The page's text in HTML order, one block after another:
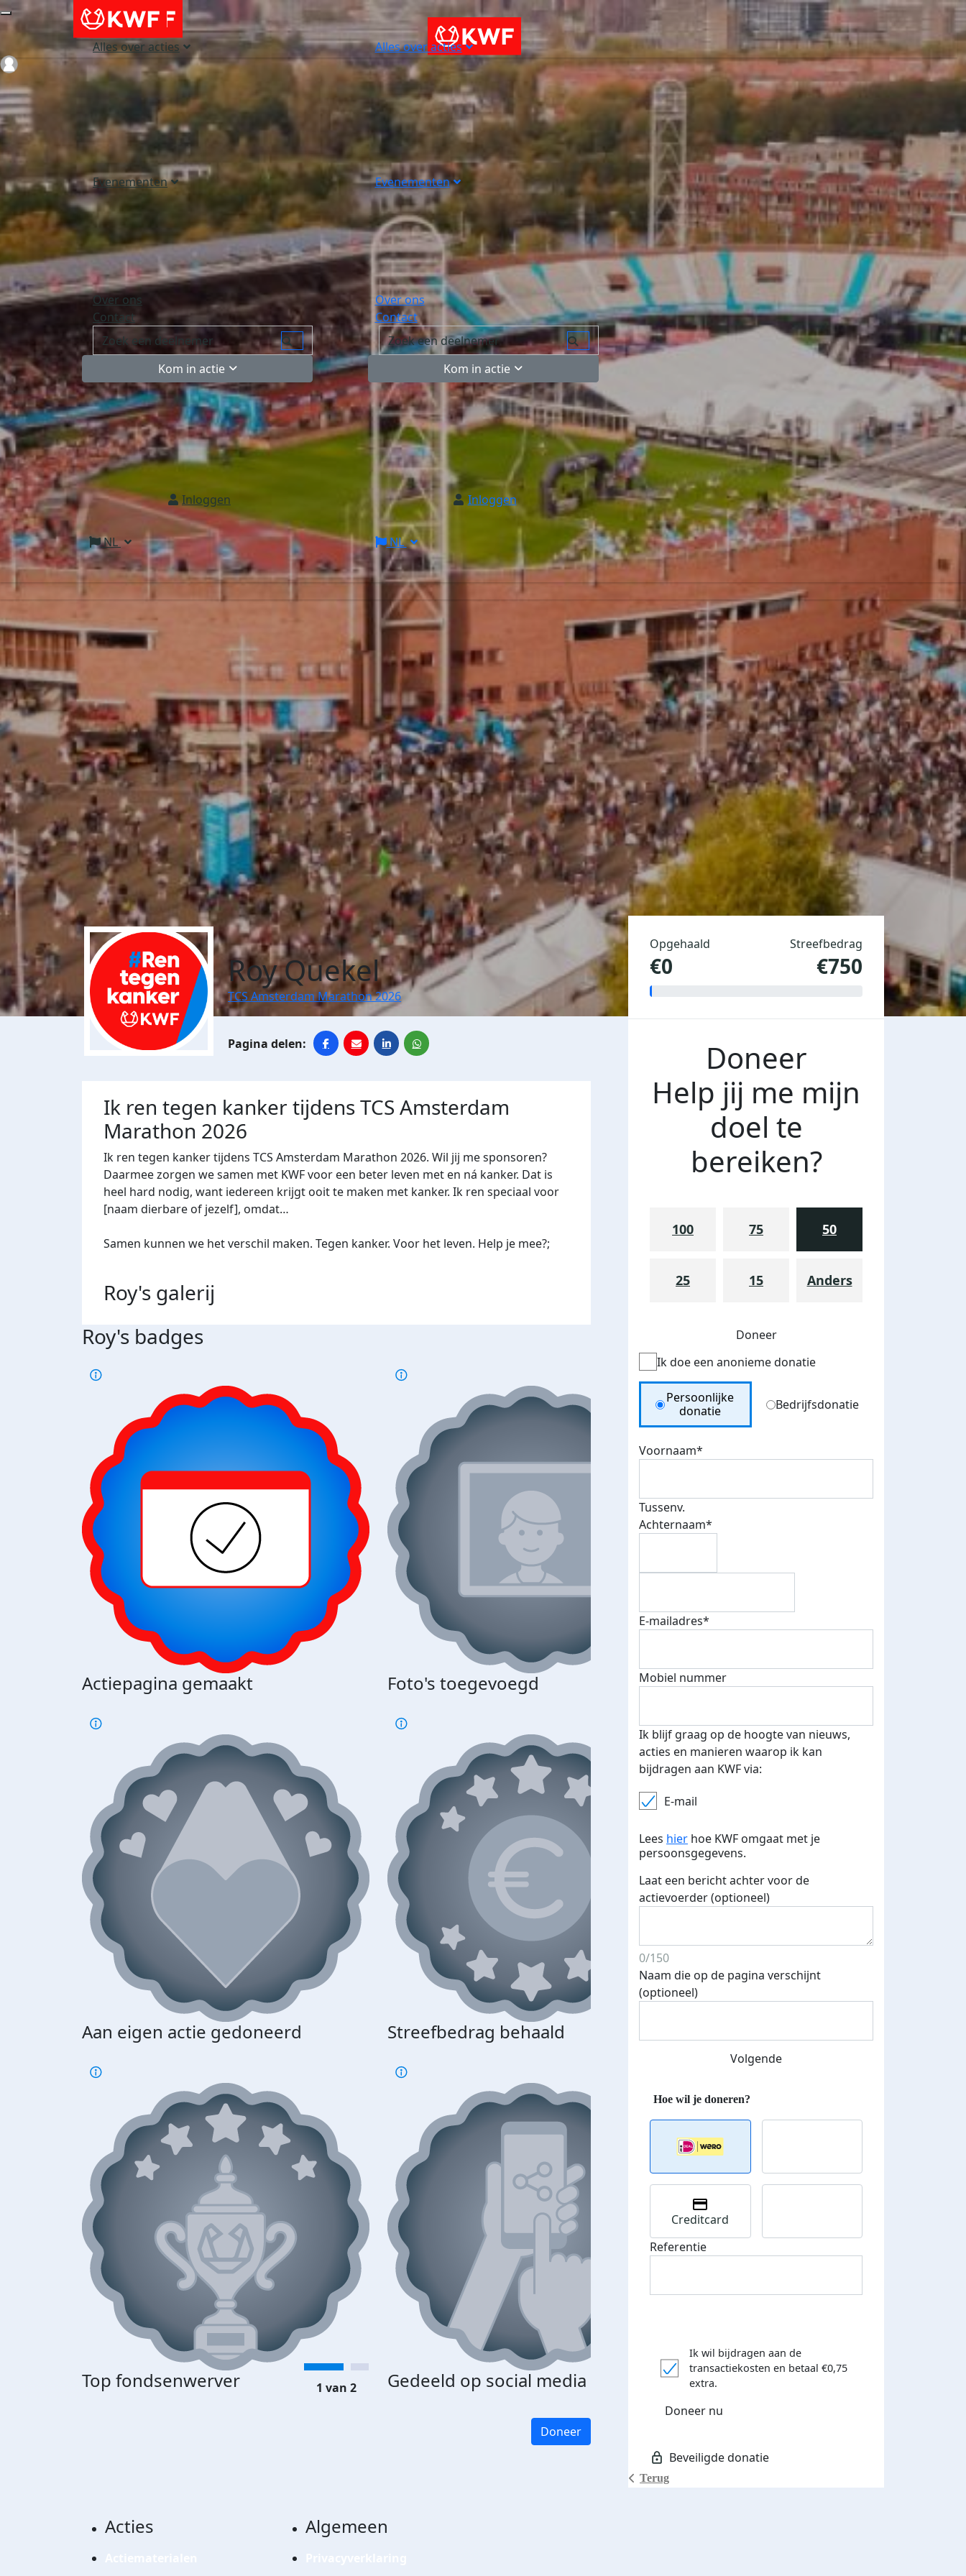
Alles over acties
Evenementen
Over ons
Contact
Kom in actie
Inloggen
NL
Alles over acties
Evenementen
Over ons
Contact
Kom in actie
Inloggen
NL
Login
Roy Quekel
TCS Amsterdam Marathon 2026
Ik ren tegen kanker tijdens TCS Amsterdam
Marathon 2026
Ik ren tegen kanker tijdens TCS Amsterdam Marathon 2026. Wil jij me sponsoren?
Daarmee zorgen we samen met KWF voor een beter leven met en ná kanker. Dat is
heel hard nodig, want iedereen krijgt ooit te maken met kanker. Ik ren speciaal voor
[naam dierbare of jezelf], omdat…
Samen kunnen we het verschil maken. Tegen kanker. Voor het leven. Help je mee?;
Roy's galerij
Roy's badges
Actiepagina gemaakt Foto's toegevoegd E-mails verstuurd
Aan eigen actie gedoneerd Streefbedrag behaald
Top fondsenwerver Gedeeld op social media Donateurs bedankt
€500 euro opgehaald: t-shirt
1 van 2
Doneer
Opgehaald
€0
Streefbedrag
€750
Doneer
Help jij me mijn
doel te
bereiken?
100 75 50
25 15 Anders
Doneer
Ik doe een anonieme donatie
Donation Type
Persoonlijke
donatie
Bedrijfsdonatie
Voornaam*
Tussenv.
Achternaam*
E-mailadres*
Mobiel nummer
Ik blijf graag op de hoogte van nieuws,
acties en manieren waarop ik kan
bijdragen aan KWF via:
E-mail
Lees hier hoe KWF omgaat met je
persoonsgegevens.
Laat een bericht achter voor de
actievoerder (optioneel)
0/150
Naam die op de pagina verschijnt
(optioneel)
Volgende
Terug
Creditcard
Referentie
Ik wil bijdragen aan de
transactiekosten en betaal €0,75
extra.
Doneer nu
Acties Algemeen